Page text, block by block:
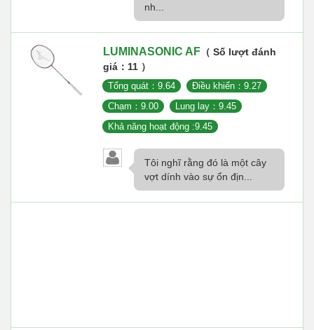
nh...
LUMINASONIC AF （ Số lượt đánh
giá：11 ）
Tổng quát：9.64
Điều khiển：9.27
Chạm：9.00
Lung lay：9.45
Khả năng hoạt động :9.45
Tôi nghĩ rằng đó là một cây
vợt dính vào sự ổn địn...